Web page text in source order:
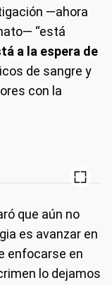
—ahora
“está
a la espera de
de sangre y
con la
que aún no
es avanzar en
enfocarse en
lo dejamos